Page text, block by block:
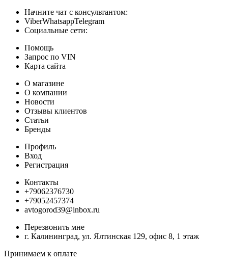
Начните чат с консультантом:
ViberWhatsappTelegram
Социальные сети:
Помощь
Запрос по VIN
Карта сайта
О магазине
О компании
Новости
Отзывы клиентов
Статьи
Бренды
Профиль
Вход
Регистрация
Контакты
+79062376730
+79052457374
avtogorod39@inbox.ru
Перезвонить мне
г. Калининград, ул. Ялтинская 129, офис 8, 1 этаж
Принимаем к оплате